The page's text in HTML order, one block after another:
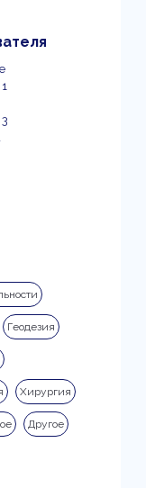
Геодезия
Хирургия
Другое